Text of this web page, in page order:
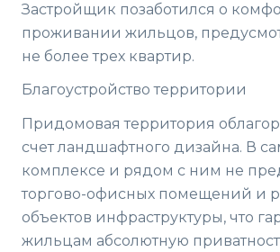
Застройщик позаботился о
проживании жильцов,
не более трех квартир.
Благоустройство территории
Придомовая территория
счет ландшафтного дизайна. В
комплексе и рядом с ним не
торгово-офисных помещений и
объектов инфраструктуры, что
жильцам абсолютную